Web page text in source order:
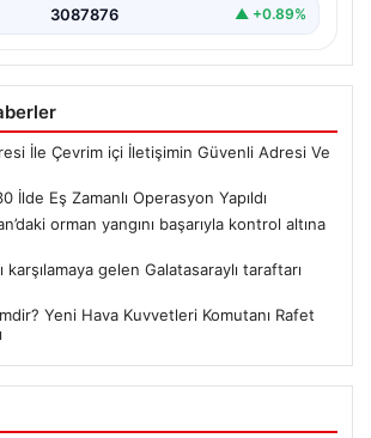
3087876 ▲ +0.89%
İle Çevrim içi İletişimin Güvenli Adresi Ve
İlde Eş Zamanlı Operasyon Yapıldı
orman yangını başarıyla kontrol altına
karşılamaya gelen Galatasaraylı taraftarı
Yeni Hava Kuvvetleri Komutanı Rafet